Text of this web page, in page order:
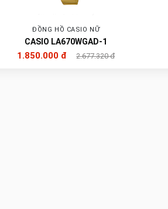
ĐỒNG HỒ CASIO NỮ
CASIO LA670WGAD-1
1.850.000 đ 2.677.320 đ